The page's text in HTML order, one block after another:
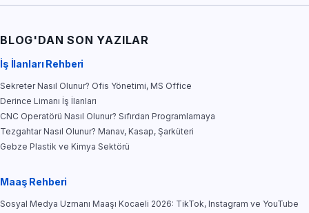
BLOG'DAN SON YAZILAR
İş İlanları Rehberi
Sekreter Nasıl Olunur? Ofis Yönetimi, MS Office
Derince Limanı İş İlanları
CNC Operatörü Nasıl Olunur? Sıfırdan Programlamaya
Tezgahtar Nasıl Olunur? Manav, Kasap, Şarküteri
Gebze Plastik ve Kimya Sektörü
Maaş Rehberi
Sosyal Medya Uzmanı Maaşı Kocaeli 2026: TikTok, Instagram ve YouTube